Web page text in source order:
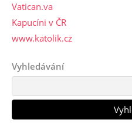
Vatican.va
Kapucíni v ČR
www.katolik.cz
Vyhledávání